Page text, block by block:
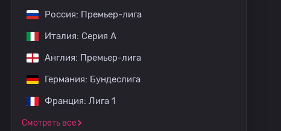
Россия: Премьер-лига
Италия: Серия А
Англия: Премьер-лига
Германия: Бундеслига
Франция: Лига 1
Смотреть все